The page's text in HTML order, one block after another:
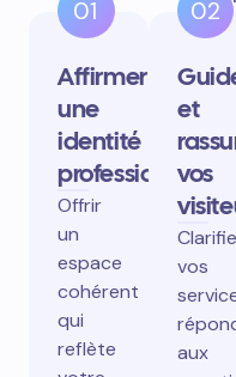
01
Affirmer
une
identité
professionnelle
Offrir
un
espace
cohérent
qui
reflète
02
et
vos
vos
aux